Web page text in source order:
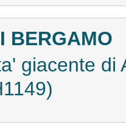
BERGAMO
giacente di